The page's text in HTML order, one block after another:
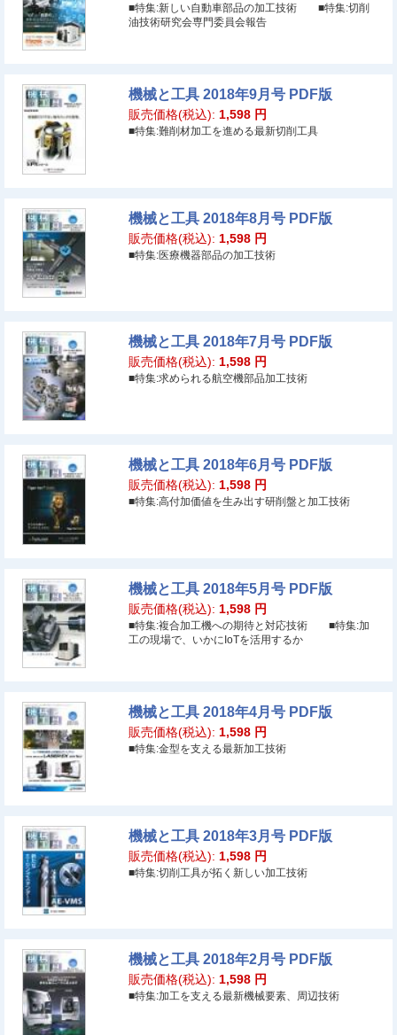
■特集:新しい自動車部品の加工技術 ■特集:切削
油技術研究会専門委員会報告
機械と工具 2018年9月号 PDF版
販売価格(税込): 1,598 円
■特集:難削材加工を進める最新切削工具
機械と工具 2018年8月号 PDF版
販売価格(税込): 1,598 円
■特集:医療機器部品の加工技術
機械と工具 2018年7月号 PDF版
販売価格(税込): 1,598 円
■特集:求められる航空機部品加工技術
機械と工具 2018年6月号 PDF版
販売価格(税込): 1,598 円
■特集:高付加価値を生み出す研削盤と加工技術
機械と工具 2018年5月号 PDF版
販売価格(税込): 1,598 円
■特集:複合加工機への期待と対応技術 ■特集:加
工の現場で、いかにIoTを活用するか
機械と工具 2018年4月号 PDF版
販売価格(税込): 1,598 円
■特集:金型を支える最新加工技術
機械と工具 2018年3月号 PDF版
販売価格(税込): 1,598 円
■特集:切削工具が拓く新しい加工技術
機械と工具 2018年2月号 PDF版
販売価格(税込): 1,598 円
■特集:加工を支える最新機械要素、周辺技術